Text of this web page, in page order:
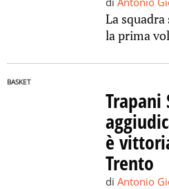
La
la prima
BASKET
Trapani
è
Trento
di Antonio